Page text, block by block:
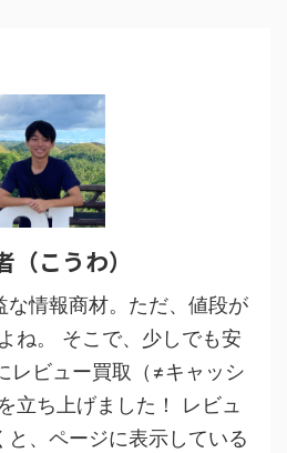
（こうわ）
な情報商材。ただ、値段が
ね。 そこで、少しでも安
レビュー買取（≠キャッシ
立ち上げました！ レビュ
と、ページに表示している